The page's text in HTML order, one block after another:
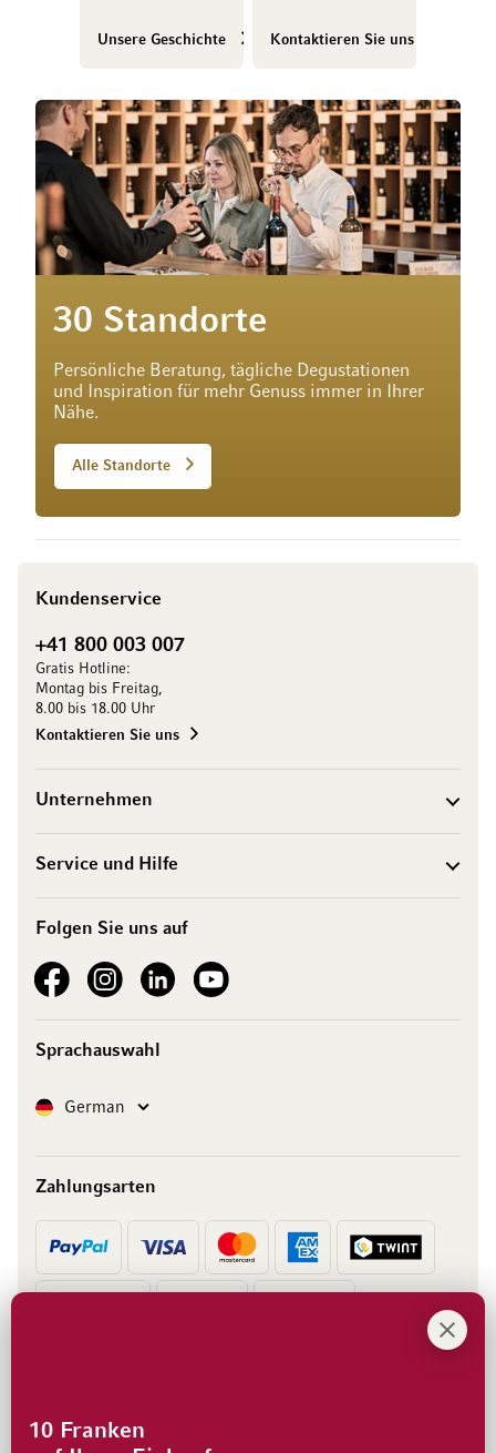
Unsere Geschichte Kontaktieren Sie uns
30 Standorte
Persönliche Beratung, tägliche Degustationen
und Inspiration für mehr Genuss immer in Ihrer
Nähe.
Alle Standorte
Kundenservice
+41 800 003 007
Gratis Hotline:
Montag bis Freitag,
8.00 bis 18.00 Uhr
Kontaktieren Sie uns
Unternehmen
Service und Hilfe
Folgen Sie uns auf
See our FacebookSee our Instagram account
See our LinkedInSee our YouTube channel
Sprachauswahl
SpracheGerman
Zahlungsarten
10 Franken